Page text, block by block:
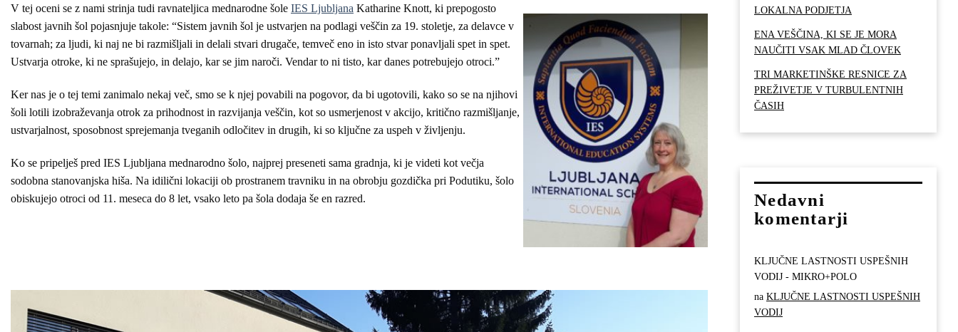
V tej oceni se z nami strinja tudi ravnateljica mednarodne šole IES Ljubljana Katharine Knott, ki prepogosto
slabost javnih šol pojasnjuje takole: “Sistem javnih šol je ustvarjen na podlagi veščin za 19. stoletje, za delavce v
tovarnah; za ljudi, ki naj ne bi razmišljali in delali stvari drugače, temveč eno in isto stvar ponavljali spet in spet.
Ustvarja otroke, ki ne sprašujejo, in delajo, kar se jim naroči. Vendar to ni tisto, kar danes potrebujejo otroci.”
Ker nas je o tej temi zanimalo nekaj več, smo se k njej povabili na pogovor, da bi ugotovili, kako so se na njihovi
šoli lotili izobraževanja otrok za prihodnost in razvijanja veščin, kot so usmerjenost v akcijo, kritično razmišljanje,
ustvarjalnost, sposobnost sprejemanja tveganih odločitev in drugih, ki so ključne za uspeh v življenju.
Ko se pripelješ pred IES Ljubljana mednarodno šolo, najprej preseneti sama gradnja, ki je videti kot večja
sodobna stanovanjska hiša. Na idilični lokaciji ob prostranem travniku in na obrobju gozdička pri Podutiku, šolo
obiskujejo otroci od 11. meseca do 8 let, vsako leto pa šola dodaja še en razred.
LOKALNA PODJETJA
ENA VEŠČINA, KI SE JE MORA
NAUČITI VSAK MLAD ČLOVEK
TRI MARKETINŠKE RESNICE ZA
PREŽIVETJE V TURBULENTNIH
ČASIH
Nedavni
komentarji
KLJUČNE LASTNOSTI USPEŠNIH
VODIJ - MIKRO+POLO
na KLJUČNE LASTNOSTI USPEŠNIH
VODIJ